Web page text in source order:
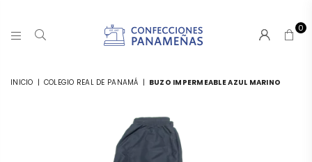
0
INICIO | COLEGIO REAL DE PANAMÁ | BUZO IMPERMEABLE AZUL MARINO